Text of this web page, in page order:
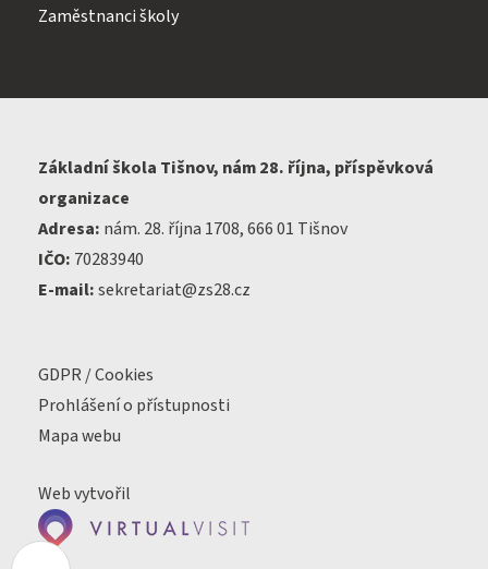
Zaměstnanci školy
Základní škola Tišnov, nám 28. října, příspěvková
organizace
Adresa: nám. 28. října 1708, 666 01 Tišnov
IČO: 70283940
E-mail:sekretariat@zs28.cz
GDPR / Cookies
Prohlášení o přístupnosti
Mapa webu
Web vytvořil